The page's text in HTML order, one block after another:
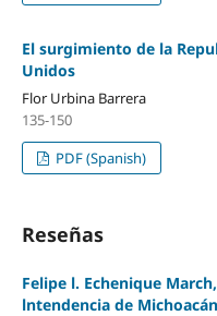
El surgimiento de la
Unidos
Flor Urbina Barrera
135-150
PDF (Spanish)
Reseñas
Felipe l. Echenique
lntendencia de